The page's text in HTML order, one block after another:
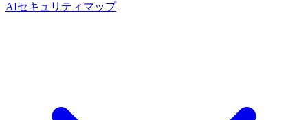
AIセキュリティマップ